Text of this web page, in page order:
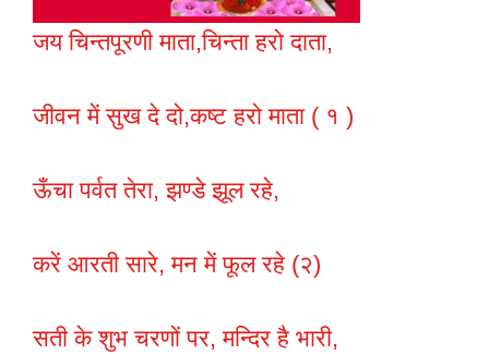
जय चिन्तपूरणी माता,चिन्ता हरो दाता,
जीवन में सुख दे दो,कष्ट हरो माता ( १ )
ऊँचा पर्वत तेरा, झण्डे झूल रहे,
करें आरती सारे, मन में फूल रहे (२)
सती के शुभ चरणों पर, मन्दिर है भारी,